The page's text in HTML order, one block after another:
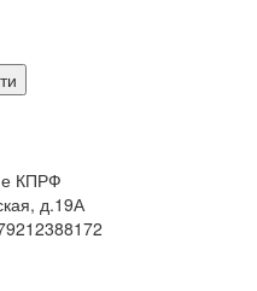
КПРФ
д.19А